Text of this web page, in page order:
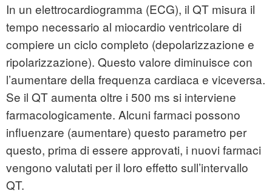
In un elettrocardiogramma (ECG), il QT misura il
tempo necessario al miocardio ventricolare di
compiere un ciclo completo (depolarizzazione e
ripolarizzazione). Questo valore diminuisce con
l’aumentare della frequenza cardiaca e viceversa.
Se il QT aumenta oltre i 500 ms si interviene
farmacologicamente. Alcuni farmaci possono
influenzare (aumentare) questo parametro per
questo, prima di essere approvati, i nuovi farmaci
vengono valutati per il loro effetto sull’intervallo
QT.